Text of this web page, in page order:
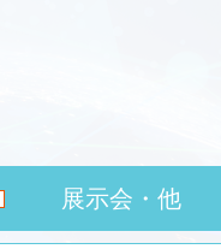
展示会・他